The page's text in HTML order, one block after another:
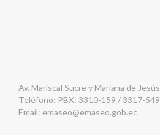
Av. Mariscal Sucre y Mariana de Jesús
Teléfono: PBX: 3310-159 / 3317-549
Email: emaseo@emaseo.gob.ec